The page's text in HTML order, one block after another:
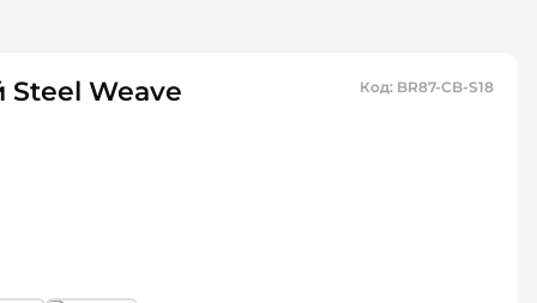
Steel Weave Код: BR87-CB-S18